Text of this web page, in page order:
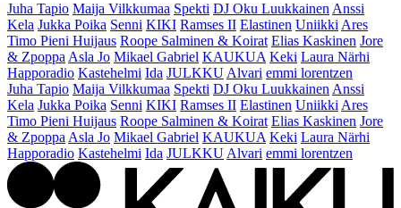
Juha Tapio Maija Vilkkumaa Spekti DJ Oku Luukkainen Anssi
Kela Jukka Poika Senni KIKI Ramses II Elastinen Uniikki Ares
Timo Pieni Huijaus Roope Salminen & Koirat Elias Kaskinen Jore
& Zpoppa Asla Jo Mikael Gabriel KAUKUA Keki Laura Närhi
Happoradio Kastehelmi Ida JULKKU Alvari emmi lorentzen
Juha Tapio Maija Vilkkumaa Spekti DJ Oku Luukkainen Anssi
Kela Jukka Poika Senni KIKI Ramses II Elastinen Uniikki Ares
Timo Pieni Huijaus Roope Salminen & Koirat Elias Kaskinen Jore
& Zpoppa Asla Jo Mikael Gabriel KAUKUA Keki Laura Närhi
Happoradio Kastehelmi Ida JULKKU Alvari emmi lorentzen